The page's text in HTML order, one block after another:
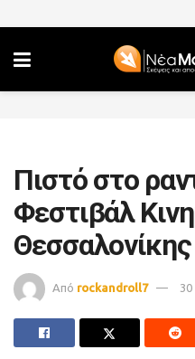
Πιστό στο
Φεστιβάλ
Θεσσαλονίκης
Από rockandroll7